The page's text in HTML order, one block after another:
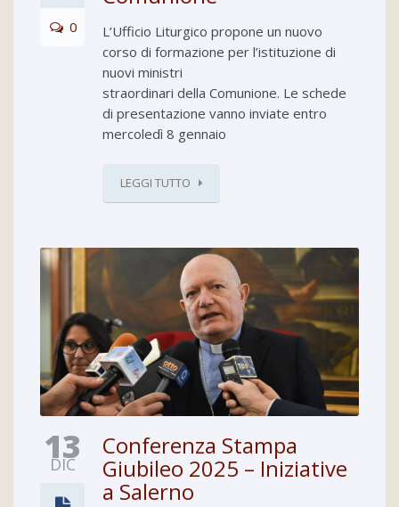
0
L’Ufficio Liturgico propone un nuovo
corso di formazione per l’istituzione di
nuovi ministri
straordinari della Comunione. Le schede
di presentazione vanno inviate entro
mercoledì 8 gennaio
LEGGI TUTTO
13
DIC
Conferenza Stampa
Giubileo 2025 – Iniziative
a Salerno